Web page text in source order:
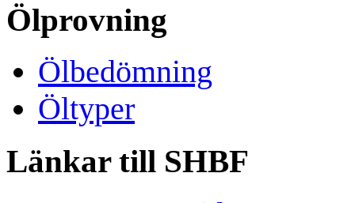
Ölprovning
Ölbedömning
Öltyper
Länkar till SHBF